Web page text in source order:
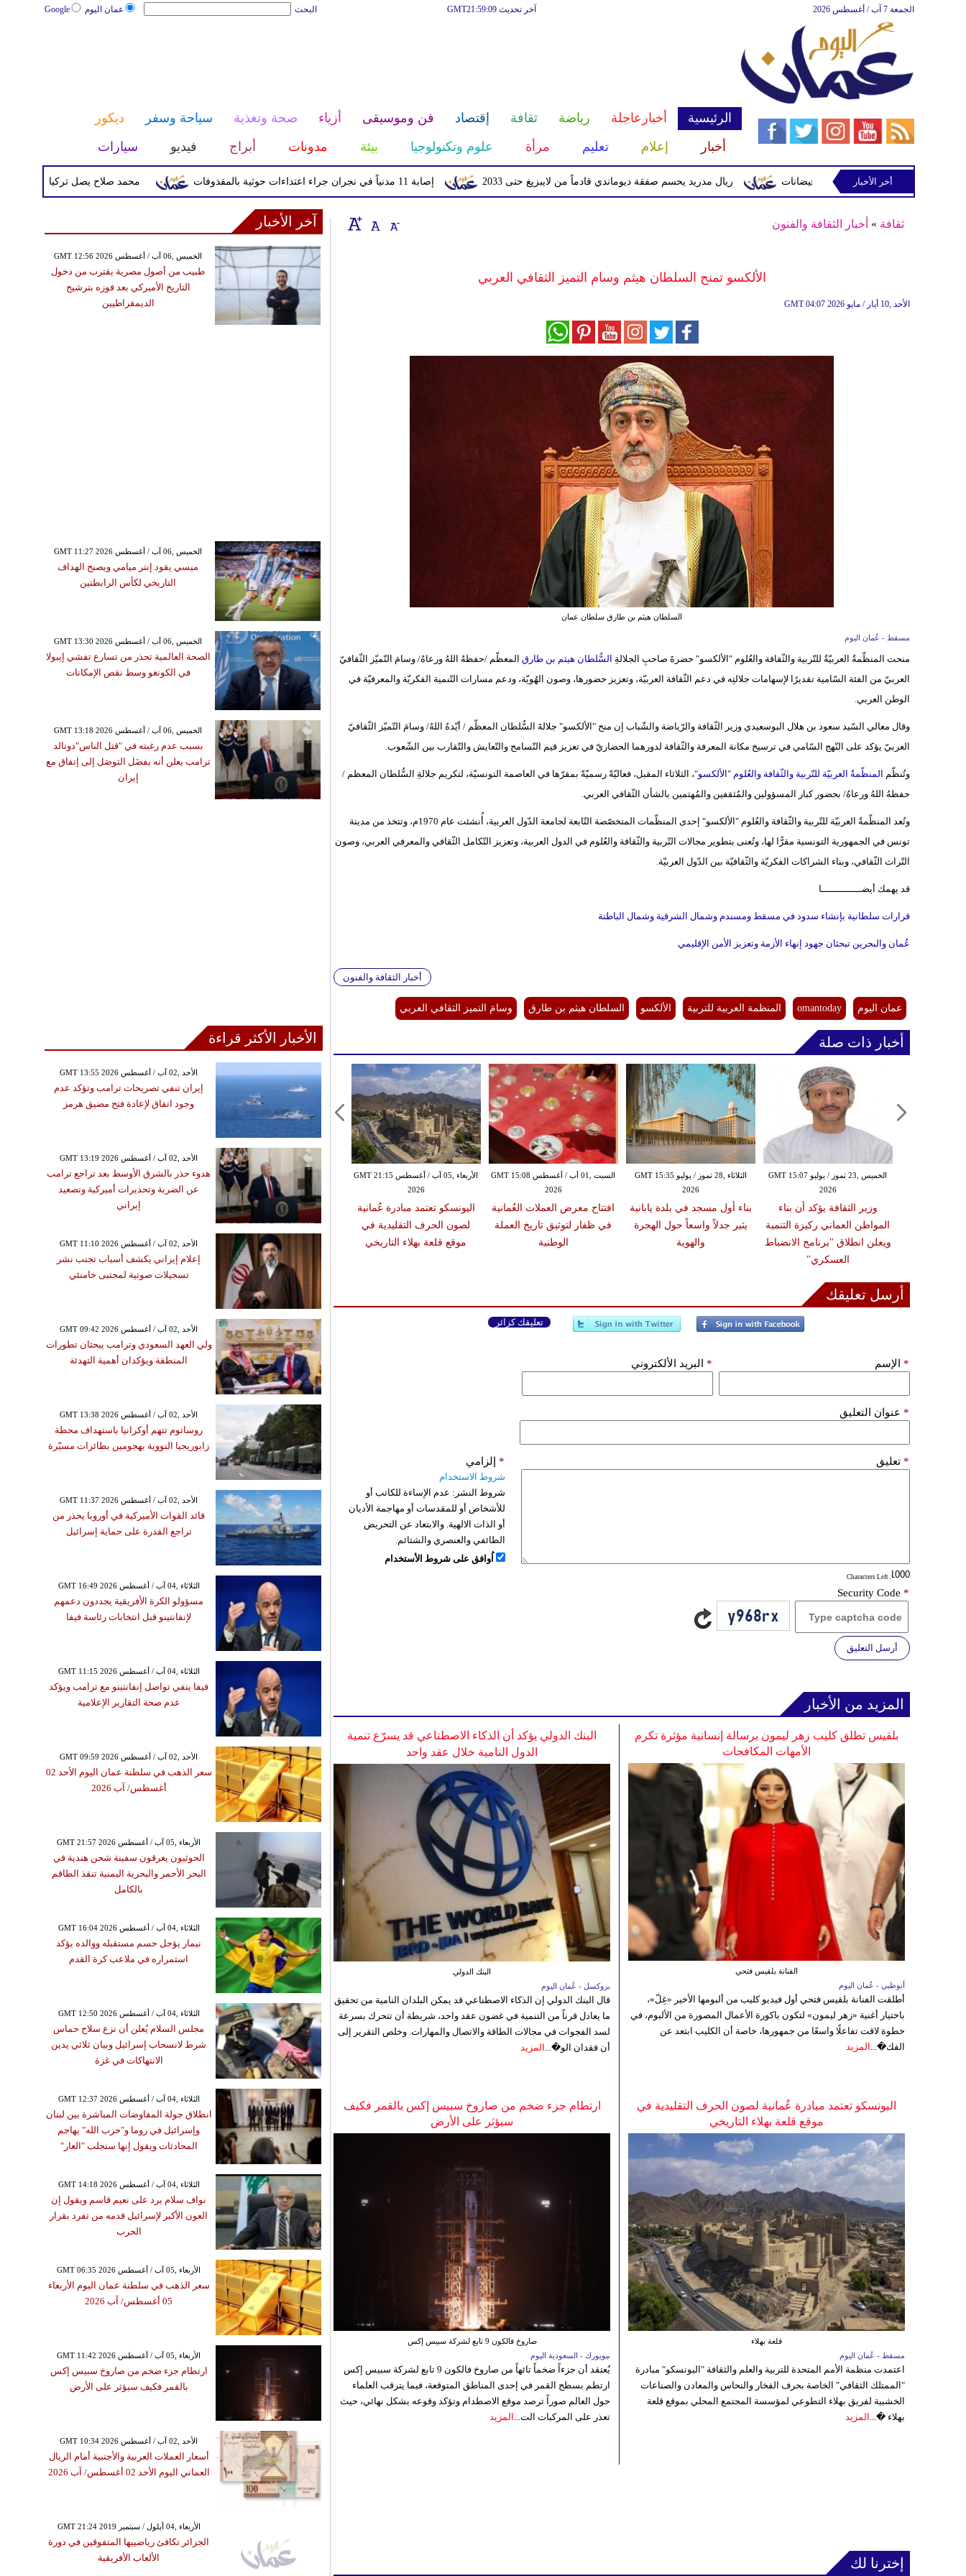
عمان اليوم Google البحث آخر تحديث GMT21:59:09 الجمعة 7 آب / أغسطس 2026
الرئيسية أخبارعاجلة رياضة ثقافة إقتصاد فن وموسيقى أزياء صحة وتغذية سياحة وسفر
ديكور
أخبار
إعلام تعليم مرأة علوم وتكنولوجيا بيئة مدونات أبراج فيديو سيارات
محمد صلاح يصل تركيا الأربعاء لإتمام إصابة 11 مدنياً في نجران جراء اعتداءات حوثية بالمقذوفات ريال مدريد يحسم صفقة ديوماندي قادماً من لايبزيغ حتى 2033 من أمطار غزيرة وفيضانات
أخر الأخبار
ثقافة » أخبار الثقافة والفنون
الألكسو تمنح السلطان هيثم وسام التميز الثقافي العربي
GMT 04:07 2026 الأحد ,10 أيار / مايو
السلطان هيثم بن طارق سلطان عمان
مسقط - عُمان اليوم
منحت المنظّمةُ العربيّةُ للتّربية والثّقافة والعُلوم "الألكسو" حضرةَ صاحبِ الجلالةِ السُّلطان هيثم بن طارقالمعظّم /حفظهُ اللهُ ورعاهُ/ وسامَ التّميّز الثّقافيّ
العربيّ من الفئة السّامية تقديرًا لإسهامات جلالتِه في دعم الثّقافة العربيّة، وتعزيز حضورها، وصون الهُويّة، ودعم مسارات التّنمية الفكريّة والمعرفيّة في
الوطن العربي.
وقال معالي السّيد سعود بن هلال البوسعيدي وزير الثّقافة والرّياضة والشّباب إن منح "الألكسو" جلالةَ السُّلطان المعظّم / أيّدهُ اللهُ/ وسامَ التّميّز الثّقافيّ
العربيّ يؤكد على النّهج السّامي في ترسيخ مكانة المعرفة والثّقافة لدورهما الحضاريّ في تعزيز قيم التّسامح والتّعايش والتّقارب بين الشّعوب.
وتُنظّم المنظّمةُ العربيّة للتّربية والثّقافة والعُلوم "الألكسو"، الثلاثاء المقبل، فعاليّةً رسميّةً بمقرّها في العاصمة التونسيّة، لتكريم جلالةِ السُّلطان المعظم /
حفظهُ اللهُ ورعاهُ/ بحضور كبار المسؤولين والمُثقفين والمُهتمين بالشأن الثّقافي العربي.
وتُعد المنظّمةُ العربيّة للتّربية والثّقافة والعُلوم "الألكسو" إحدى المنظّمات المتخصّصة التّابعة لجامعة الدّول العربية، أُنشئت عام 1970م، وتتخذ من مدينة
تونس في الجمهورية التونسية مقرًّا لها، وتُعنى بتطوير مجالات التّربية والثّقافة والعُلوم في الدول العربية، وتعزيز التّكامل الثّقافي والمعرفي العربي، وصون
التّراث الثّقافي، وبناء الشراكات الفكريّة والثّقافيّة بين الدّول العربيّة.
قد يهمك أيضــــــــــــــا
قرارات سلطانية بإنشاء سدود في مسقط ومسندم وشمال الشرقية وشمال الباطنة
عُمان والبحرين تبحثان جهود إنهاء الأزمة وتعزيز الأمن الإقليمي
أخبار الثقافة والفنون
عمان اليوم omantoday المنظمة العربية للتربية الألكسو السلطان هيثم بن طارق وسامَ التميز الثقافي العربي
أخبار ذات صلة
الأربعاء ,05 آب / أغسطس GMT 21:15
2026
اليونسكو تعتمد مبادرة عُمانية
لصون الحرف التقليدية في
موقع قلعة بهلاء التاريخي
السبت ,01 آب / أغسطس GMT 15:08
2026
افتتاح معرض العملات العُمانية
في ظفار لتوثيق تاريخ العملة
الوطنية
الثلاثاء ,28 تموز / يوليو GMT 15:35
2026
بناء أول مسجد في بلدة يابانية
يثير جدلاً واسعاً حول الهجرة
والهوية
الخميس ,23 تموز / يوليو GMT 15:07
2026
وزير الثقافة يؤكد أن بناء
المواطن العماني ركيزة التنمية
ويعلن انطلاق "برنامج الانضباط
العسكري"
أرسل تعليقك
تعليقك كزائر
الإسم * البريد الألكتروني *
عنوان التعليق *
تعليق *
: Characters Left
إلزامي *
شروط الاستخدام
شروط النشر: عدم الإساءة للكاتب أو
للأشخاص أو للمقدسات أو مهاجمة الأديان
أو الذات الالهية. والابتعاد عن التحريض
الطائفي والعنصري والشتائم.
اُوافق على شروط الأستخدام
Security Code *
أرسل التعليق
المزيد من الأخبار
البنك الدولي يؤكد أن الذكاء الاصطناعي قد يسرّع تنمية
الدول النامية خلال عقد واحد
البنك الدولي
بروكسل - عُمان اليوم
قال البنك الدولي إن الذكاء الاصطناعي قد يمكن البلدان النامية من تحقيق
ما يعادل قرناً من التنمية في غضون عقد واحد، شريطة أن تتحرك بسرعة
لسد الفجوات في مجالات الطاقة والاتصال والمهارات. وخلص التقرير إلى
أن فقدان الو�... المزيد
بلقيس تطلق كليب زهر ليمون برسالة إنسانية مؤثرة تكرم
الأمهات المكافحات
الفنانة بلقيس فتحي
أبوظبي - عُمان اليوم
أطلقت الفنانة بلقيس فتحي أول فيديو كليب من ألبومها الأخير «غِلّ»،
باختيار أغنية «زهر ليمون» لتكون باكورة الأعمال المصورة من الألبوم، في
خطوة لاقت تفاعلًا واسعًا من جمهورها، خاصة أن الكليب ابتعد عن
الفك�... المزيد
ارتطام جزء ضخم من صاروخ سبيس إكس بالقمر فكيف
سيؤثر على الأرض
صاروخ فالكون 9 تابع لشركة سبيس إكس
نيويورك - السعودية اليوم
يُعتقد أن جزءاً ضخماً تائهاً من صاروخ فالكون 9 تابع لشركة سبيس إكس
ارتطم بسطح القمر في إحدى المناطق المتوقعة، فيما يترقب العلماء
حول العالم صوراً ترصد موقع الاصطدام وتؤكد وقوعه بشكل نهائي، حيث
تعذر على المركبات الت... المزيد
اليونسكو تعتمد مبادرة عُمانية لصون الحرف التقليدية في
موقع قلعة بهلاء التاريخي
قلعة بهلاء
مسقط - عُمان اليوم
اعتمدت منظمة الأمم المتحدة للتربية والعلم والثقافة "اليونسكو" مبادرة
"الممتلك الثقافي" الخاصة بحرف الفخار والنحاس والمعادن والصناعات
الخشبية لفريق بهلاء التطوعي لمؤسسة المجتمع المحلي بموقع قلعة
بهلاء �... المزيد
إخترنا لك
آخر الأخبار
GMT 12:56 2026 الخميس ,06 آب / أغسطس
طبيب من أصول مصرية يقترب من دخول
التاريخ الأميركي بعد فوزه بترشيح
الديمقراطيين
GMT 11:27 2026 الخميس ,06 آب / أغسطس
ميسي يقود إنتر ميامي ويصبح الهداف
التاريخي لكأس الرابطتين
GMT 13:30 2026 الخميس ,06 آب / أغسطس
الصحة العالمية تحذر من تسارع تفشي إيبولا
في الكونغو وسط نقص الإمكانات
GMT 13:18 2026 الخميس ,06 آب / أغسطس
بسبب عدم رغبته في "قتل الناس"دونالد
ترامب يعلن أنه يفضَل التوصَل إلى إتفاق مع
إيران
الأخبار الأكثر قراءة
GMT 13:55 2026 الأحد ,02 آب / أغسطس
إيران تنفي تصريحات ترامب وتؤكد عدم
وجود اتفاق لإعادة فتح مضيق هرمز
GMT 13:19 2026 الأحد ,02 آب / أغسطس
هدوء حذر بالشرق الأوسط بعد تراجع ترامب
عن الضربة وتحذيرات أميركية وتصعيد
إيراني
GMT 11:10 2026 الأحد ,02 آب / أغسطس
إعلام إيراني يكشف أسباب تجنب نشر
تسجيلات صوتية لمجتبى خامنئي
GMT 09:42 2026 الأحد ,02 آب / أغسطس
ولي العهد السعودي وترامب يبحثان تطورات
المنطقة ويؤكدان أهمية التهدئة
GMT 13:38 2026 الأحد ,02 آب / أغسطس
روساتوم تتهم أوكرانيا باستهداف محطة
زابوريجيا النووية بهجومين بطائرات مسيّرة
GMT 11:37 2026 الأحد ,02 آب / أغسطس
قائد القوات الأميركية في أوروبا يحذر من
تراجع القدرة على حماية إسرائيل
GMT 16:49 2026 الثلاثاء ,04 آب / أغسطس
مسؤولو الكرة الأفريقية يجددون دعمهم
لإنفانتينو قبل انتخابات رئاسة فيفا
GMT 11:15 2026 الثلاثاء ,04 آب / أغسطس
فيفا ينفي تواصل إنفانتينو مع ترامب ويؤكد
عدم صحة التقارير الإعلامية
GMT 09:59 2026 الأحد ,02 آب / أغسطس
سعر الذهب في سلطنة عمان اليوم الأحد 02
أغسطس/ آب 2026
GMT 21:57 2026 الأربعاء ,05 آب / أغسطس
الحوثيون يغرقون سفينة شحن هندية في
البحر الأحمر والبحرية اليمنية تنقذ الطاقم
بالكامل
GMT 16:04 2026 الثلاثاء ,04 آب / أغسطس
نيمار يؤجل حسم مستقبله ووالده يؤكد
استمراره في ملاعب كرة القدم
GMT 12:50 2026 الثلاثاء ,04 آب / أغسطس
مجلس السلام يُعلن أن نزع سلاح حماس
شرط لانسحاب إسرائيل وبيان ثلاثي يدين
الانتهاكات في غزة
GMT 12:37 2026 الثلاثاء ,04 آب / أغسطس
انطلاق جولة المفاوضات المباشرة بين لبنان
وإسرائيل في روما و"حزب الله" يهاجم
المحادثات ويقول إنها ستجلب "العار"
GMT 14:18 2026 الثلاثاء ,04 آب / أغسطس
نواف سلام يرد على نعيم قاسم ويقول إن
العون الأكبر لإسرائيل قدمه من تفرد بقرار
الحرب
GMT 06:35 2026 الأربعاء ,05 آب / أغسطس
سعر الذهب في سلطنة عمان اليوم الأربعاء
05 أغسطس/ آب 2026
GMT 11:42 2026 الأربعاء ,05 آب / أغسطس
ارتطام جزء ضخم من صاروخ سبيس إكس
بالقمر فكيف سيؤثر على الأرض
GMT 10:34 2026 الأحد ,02 آب / أغسطس
أسعار العملات العربية والأجنبية أمام الريال
العماني اليوم الأحد 02 أغسطس/ آب 2026
GMT 21:24 2019 الأربعاء ,04 أيلول / سبتمبر
الجزائر تكافئ رياضييها المتفوقين في دورة
الألعاب الأفريقية